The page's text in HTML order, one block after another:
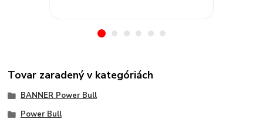
Tovar zaradený v kategóriách
BANNER Power Bull
Power Bull